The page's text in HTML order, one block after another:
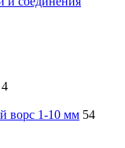
4
ворс 1-10 мм 54